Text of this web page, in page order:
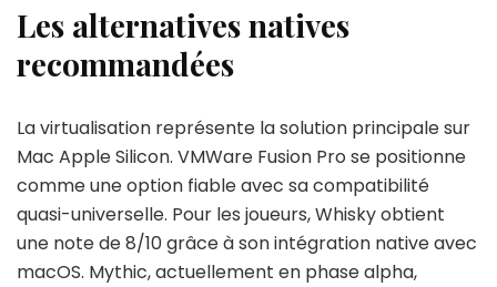
Les alternatives natives
recommandées
La virtualisation représente la solution principale sur
Mac Apple Silicon. VMWare Fusion Pro se positionne
comme une option fiable avec sa compatibilité
quasi-universelle. Pour les joueurs, Whisky obtient
une note de 8/10 grâce à son intégration native avec
macOS. Mythic, actuellement en phase alpha,